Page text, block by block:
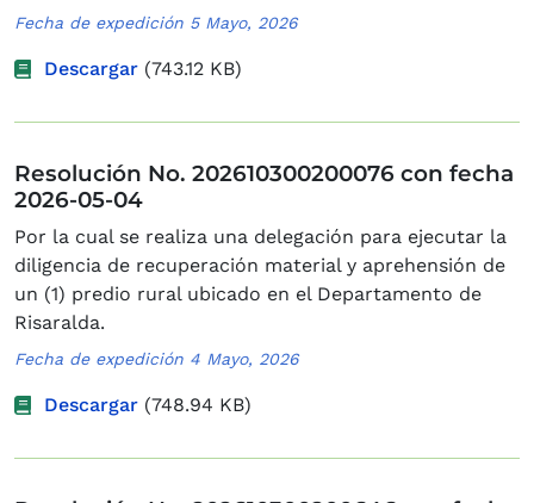
Fecha de expedición 5 Mayo, 2026
Descargar (743.12 KB)
Resolución No. 202610300200076 con fecha
2026-05-04
Por la cual se realiza una delegación para ejecutar la
diligencia de recuperación material y aprehensión de
un (1) predio rural ubicado en el Departamento de
Risaralda.
Fecha de expedición 4 Mayo, 2026
Descargar (748.94 KB)